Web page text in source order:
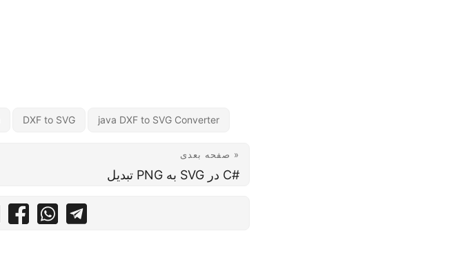
DXF to SVG java DXF to SVG Converter
صفحه بعدی »
تبدیل PNG به SVG در C#